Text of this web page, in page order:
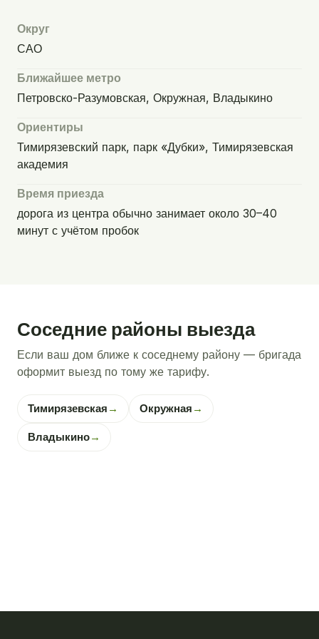
Округ
САО
Ближайшее метро
Петровско-Разумовская, Окружная, Владыкино
Ориентиры
Тимирязевский парк, парк «Дубки», Тимирязевская
академия
Время приезда
дорога из центра обычно занимает около 30–40
минут с учётом пробок
Соседние районы выезда
Если ваш дом ближе к соседнему району — бригада
оформит выезд по тому же тарифу.
Тимирязевская → Окружная →
Владыкино→